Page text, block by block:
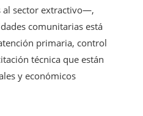
al sector extractivo—,
comunitarias está
primaria, control
técnica que están
y económicos